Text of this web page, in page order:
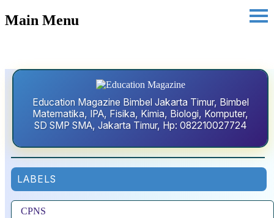
Main Menu
Education Magazine Bimbel Jakarta Timur, Bimbel
Matematika, IPA, Fisika, Kimia, Biologi, Komputer,
SD SMP SMA, Jakarta Timur, Hp: 082210027724
LABELS
CPNS